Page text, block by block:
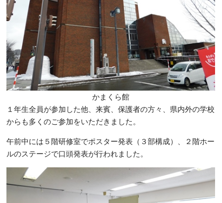
かまくら館
１年生全員が参加した他、来賓、保護者の方々、県内外の学校
からも多くのご参加をいただきました。
午前中には５階研修室でポスター発表（３部構成）、２階ホー
ルのステージで口頭発表が行われました。